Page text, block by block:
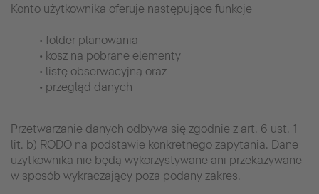
Konto użytkownika oferuje następujące funkcje
• folder planowania
• kosz na pobrane elementy
• listę obserwacyjną oraz
• przegląd danych
Przetwarzanie danych odbywa się zgodnie z art. 6 ust. 1
lit. b) RODO na podstawie konkretnego zapytania. Dane
użytkownika nie będą wykorzystywane ani przekazywane
w sposób wykraczający poza podany zakres.